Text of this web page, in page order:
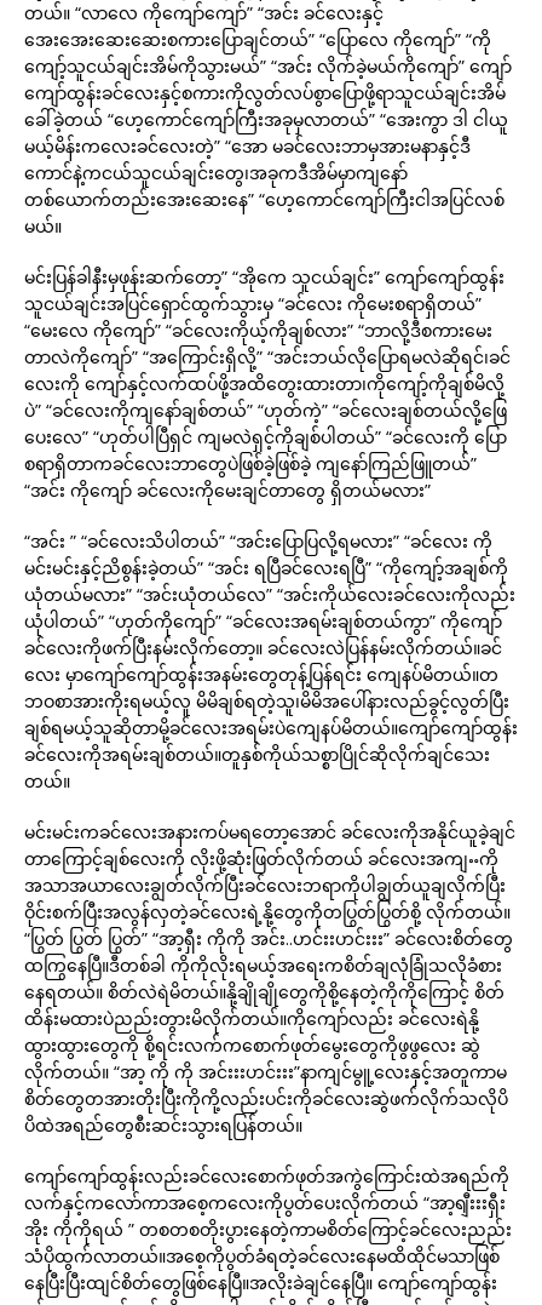
တယ်။ “လာလေ ကိုကျော်ကျော်” “အင်း ခင်လေးနှင့်
အေးအေးဆေးဆေးစကားပြောချင်တယ်” “ပြောလေ ကိုကျော်” “ကို
ကျော့်သူငယ်ချင်းအိမ်ကိုသွားမယ်” “အင်း လိုက်ခဲ့မယ်ကိုကျော်” ကျော်
ကျော်ထွန်းခင်လေးနှင့်စကားကိုလွတ်လပ်စွာပြောဖို့ရာသူငယ်ချင်းအိမ်
ခေါ်ခဲ့တယ် “ဟေ့ကောင်ကျော်ကြီးအခုမှလာတယ်” “အေးကွာ ဒါ ငါယူ
မယ့်မိန်းကလေးခင်လေးတဲ့” “အော မခင်လေးဘာမှအားမနာနှင့်ဒီ
ကောင်နဲ့ကငယ်သူငယ်ချင်းတွေ၊အခုကဒီအိမ်မှာကျနော်
တစ်ယောက်တည်းအေးဆေးနေ” “ဟေ့ကောင်ကျော်ကြီးငါအပြင်လစ်
မယ်။
မင်းပြန်ခါနီးမှဖုန်းဆက်တော့” “အိုကေ သူငယ်ချင်း” ကျော်ကျော်ထွန်း
သူငယ်ချင်းအပြင်ရှောင်ထွက်သွားမှ “ခင်လေး ကိုမေးစရာရှိတယ်”
“မေးလေ ကိုကျော်” “ခင်လေးကိုယ့်ကိုချစ်လား” “ဘာလို့ဒီစကားမေး
တာလဲကိုကျော်” “အကြောင်းရှိလို့” “အင်းဘယ်လိုပြောရမလဲဆိုရင်၊ခင်
လေးကို ကျော်နှင့်လက်ထပ်ဖို့အထိတွေးထားတာ၊ကိုကျော့်ကိုချစ်မိလို့
ပဲ” “ခင်လေးကိုကျနော်ချစ်တယ်” “ဟုတ်ကဲ့” “ခင်လေးချစ်တယ်လို့ဖြေ
ပေးလေ” “ဟုတ်ပါပြီရှင် ကျမလဲရှင့်ကိုချစ်ပါတယ်” “ခင်လေးကို ပြော
စရာရှိတာကခင်လေးဘာတွေပဲဖြစ်ခဲ့ဖြစ်ခဲ့ ကျနော်ကြည်ဖြူတယ်”
“အင်း ကိုကျော် ခင်လေးကိုမေးချင်တာတွေ ရှိတယ်မလား”
“အင်း ” “ခင်လေးသိပါတယ်” “အင်းပြောပြလို့ရမလား” “ခင်လေး ကို
မင်းမင်းနှင့်ညိစွန်းခဲ့တယ်” “အင်း ရပြီခင်လေးရပြီ” “ကိုကျော့်အချစ်ကို
ယုံတယ်မလား” “အင်းယုံတယ်လေ” “အင်းကိုယ်လေးခင်လေးကိုလည်း
ယုံပါတယ်” “ဟုတ်ကိုကျော်” “ခင်လေးအရမ်းချစ်တယ်ကွာ” ကိုကျော်
ခင်လေးကိုဖက်ပြီးနမ်းလိုက်တော့။ ခင်လေးလဲပြန်နမ်းလိုက်တယ်။ခင်
လေး မှာကျော်ကျော်ထွန်းအနမ်းတွေတုန့်ပြန်ရင်း ကျေနပ်မိတယ်။တ
ဘဝစာအားကိုးရမယ့်လူ မိမိချစ်ရတဲ့သူ၊မိမိအပေါ်နားလည်ခွင့်လွတ်ပြီး
ချစ်ရမယ့်သူဆိုတာမို့ခင်လေးအရမ်းပဲကျေနပ်မိတယ်။ကျော်ကျော်ထွန်း
ခင်လေးကိုအရမ်းချစ်တယ်။တူနှစ်ကိုယ်သစ္စာပြိုင်ဆိုလိုက်ချင်သေး
တယ်။
မင်းမင်းကခင်လေးအနားကပ်မရတော့အောင် ခင်လေးကိုအနိုင်ယူခဲ့ချင်
တာကြောင့်ချစ်လေးကို လိုးဖို့ဆုံးဖြတ်လိုက်တယ် ခင်လေးအကျႌကို
အသာအယာလေးချွတ်လိုက်ပြီးခင်လေးဘရာကိုပါချွတ်ယူချလိုက်ပြီး
ဝိုင်းစက်ပြီးအလွန်လှတဲ့ခင်လေးရဲ့နို့တွေကိုတပြွတ်ပြွတ်စို့ လိုက်တယ်။
“ပြွတ် ပြွတ် ပြွတ်” “အာ့ရှီး ကိုကို အင်း..ဟင်းးဟင်းးး” ခင်လေးစိတ်တွေ
ထကြွနေပြီ။ဒီတစ်ခါ ကိုကိုလိုးရမယ့်အရေးကစိတ်ချလုံခြုံသလိုခံစား
နေရတယ်။ စိတ်လဲရဲမိတယ်။နို့ချိုချိုတွေကိုစို့နေတဲ့ကိုကိုကြောင့် စိတ်
ထိန်းမထားပဲညည်းတွားမိလိုက်တယ်။ကိုကျော်လည်း ခင်လေးရဲနို့
ထွားထွားတွေကို စို့ရင်းလက်ကစောက်ဖုတ်မွေးတွေကိုဖွဖွလေး ဆွဲ
လိုက်တယ်။ “အာ့ ကို ကို အင်းးးဟင်းးး”နာကျင်မွူ့လေးနှင့်အတူကာမ
စိတ်တွေတအားတိုးပြီးကိုကို့လည်းပင်းကိုခင်လေးဆွဲဖက်လိုက်သလိုပိ
ပိထဲအရည်တွေစီးဆင်းသွားရပြန်တယ်။
ကျော်ကျော်ထွန်းလည်းခင်လေးစောက်ဖုတ်အကွဲကြောင်းထဲအရည်ကို
လက်နှင့်ကလော်ကာအစေ့ကလေးကိုပွတ်ပေးလိုက်တယ် “အာ့ရျီးးးရှီး
အိုး ကိုကိုရယ် ” တစတစတိုးပွားနေတဲ့ကာမစိတ်ကြောင့်ခင်လေးညည်း
သံပိုထွက်လာတယ်။အစေ့ကိုပွတ်ခံရတဲ့ခင်လေးနေမထိထိုင်မသာဖြစ်
နေပြီးပြီးထျင်စိတ်တွေဖြစ်နေပြီ။အလိုးခဲချင်နေပြီ။ ကျော်ကျော်ထွန်း